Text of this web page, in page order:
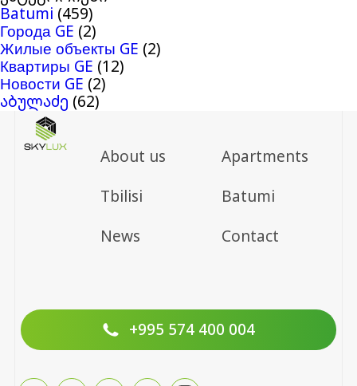
Batumi (459)
Города GE (2)
Жилые объекты GE (2)
Квартиры GE (12)
Новости GE (2)
აბულაძე (62)
About us
Apartments
Tbilisi
Batumi
News
Contact
+995 574 400 004